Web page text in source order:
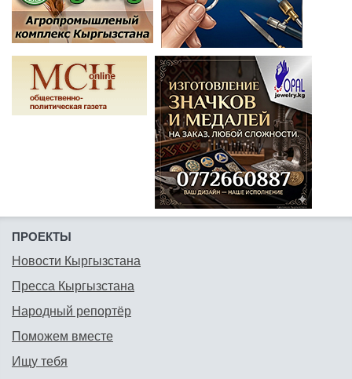
ПРОЕКТЫ
Новости Кыргызстана
Пресса Кыргызстана
Народный репортёр
Поможем вместе
Ищу тебя